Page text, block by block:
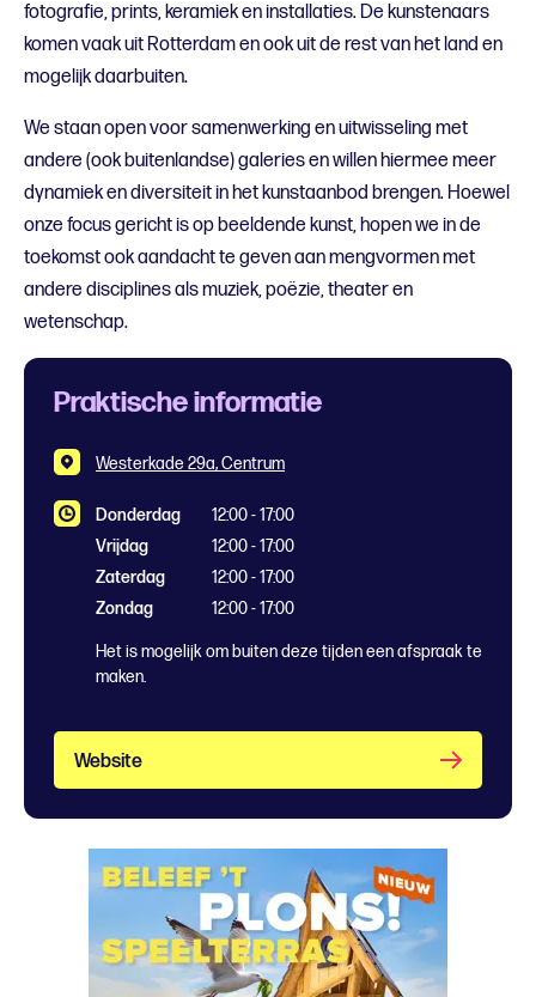
fotografie, prints, keramiek en installaties. De kunstenaars
komen vaak uit Rotterdam en ook uit de rest van het land en
mogelijk daarbuiten.
We staan open voor samenwerking en uitwisseling met
andere (ook buitenlandse) galeries en willen hiermee meer
dynamiek en diversiteit in het kunstaanbod brengen. Hoewel
onze focus gericht is op beeldende kunst, hopen we in de
toekomst ook aandacht te geven aan mengvormen met
andere disciplines als muziek, poëzie, theater en
wetenschap.
Praktische informatie
Westerkade 29a, Centrum
Donderdag
12:00 - 17:00
Vrijdag
12:00 - 17:00
Zaterdag
12:00 - 17:00
Zondag
12:00 - 17:00
Het is mogelijk om buiten deze tijden een afspraak te
maken.
Website